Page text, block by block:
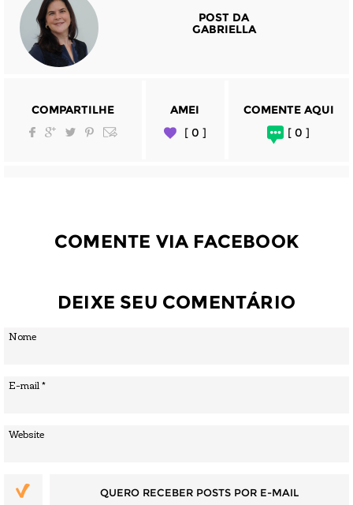
POST DA
GABRIELLA
COMPARTILHE
AMEI
[ 0 ]
COMENTE AQUI
[ 0 ]
COMENTE VIA FACEBOOK
DEIXE SEU COMENTÁRIO
QUERO RECEBER POSTS POR E-MAIL